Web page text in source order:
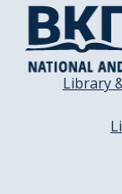
Library